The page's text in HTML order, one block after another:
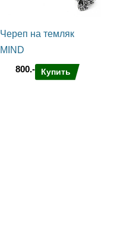
Череп на темляк
MIND
800.-
Купить